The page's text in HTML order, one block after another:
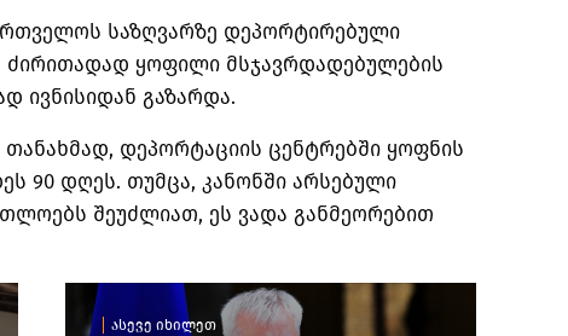
საზღვარზე დეპორტირებული
ძირითადად ყოფილი მსჯავრდადებულების
ივნისიდან გაზარდა.
დეპორტაციის ცენტრებში ყოფნის
90 დღეს. თუმცა, კანონში არსებული
შეუძლიათ, ეს ვადა განმეორებით
ასევე იხილეთ